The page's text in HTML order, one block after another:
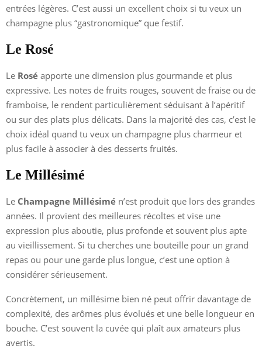
entrées légères. C’est aussi un excellent choix si tu veux un
champagne plus “gastronomique” que festif.
Le Rosé
Le Rosé apporte une dimension plus gourmande et plus
expressive. Les notes de fruits rouges, souvent de fraise ou de
framboise, le rendent particulièrement séduisant à l’apéritif
ou sur des plats plus délicats. Dans la majorité des cas, c’est le
choix idéal quand tu veux un champagne plus charmeur et
plus facile à associer à des desserts fruités.
Le Millésimé
Le Champagne Millésimé n’est produit que lors des grandes
années. Il provient des meilleures récoltes et vise une
expression plus aboutie, plus profonde et souvent plus apte
au vieillissement. Si tu cherches une bouteille pour un grand
repas ou pour une garde plus longue, c’est une option à
considérer sérieusement.
Concrètement, un millésime bien né peut offrir davantage de
complexité, des arômes plus évolués et une belle longueur en
bouche. C’est souvent la cuvée qui plaît aux amateurs plus
avertis.